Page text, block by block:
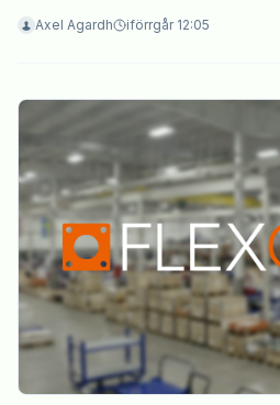
Axel Agardh iförrgår 12:05